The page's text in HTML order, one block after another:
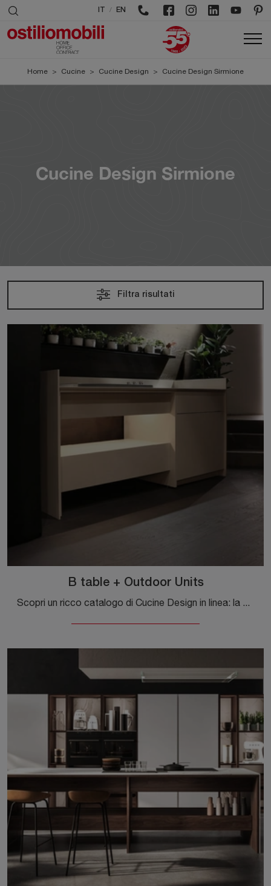
/ EN
Home > Cucine > Cucine Design > Cucine Design Sirmione
Cucine Design Sirmione
Filtra risultati
B table + Outdoor Units
Scopri un ricco catalogo di Cucine Design in linea: la cucina B table + Outdoor Units Maistri è ora disponibile in laccato opaco!